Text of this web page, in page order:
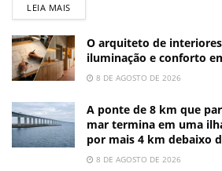
LEIA MAIS
O arquiteto de
iluminação e conforto
8 DE AGOSTO DE 2026
A ponte de 8 km que
mar termina em uma
por mais 4 km debaixo
8 DE AGOSTO DE 2026